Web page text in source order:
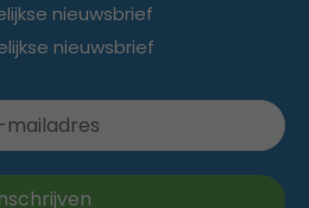
nieuwsbrief
nieuwsbrief